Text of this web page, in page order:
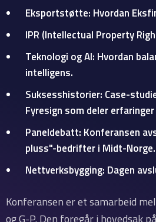
Eksportstøtte: Hvordan
IPR (Intellectual Property
Teknologi og AI: Hvordan
intelligens.
Suksesshistorier: Case-
Fyresign som deler
Paneldebatt: Konferansen
pluss"-bedrifter i Midt-Norge.
Nettverksbygging: Dagen
Konferansen er et samarbeid